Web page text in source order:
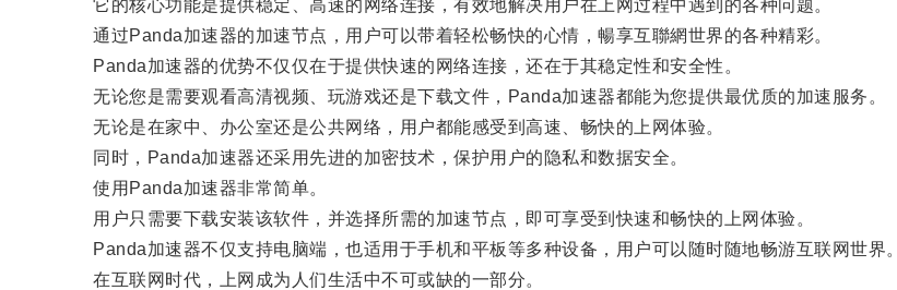
它的核心功能是提供稳定、高速的网络连接，有效地解决用户在上网过程中遇到的各种问题。
通过Panda加速器的加速节点，用户可以带着轻松畅快的心情，暢享互聯網世界的各种精彩。
Panda加速器的优势不仅仅在于提供快速的网络连接，还在于其稳定性和安全性。
无论您是需要观看高清视频、玩游戏还是下载文件，Panda加速器都能为您提供最优质的加速服务。
无论是在家中、办公室还是公共网络，用户都能感受到高速、畅快的上网体验。
同时，Panda加速器还采用先进的加密技术，保护用户的隐私和数据安全。
使用Panda加速器非常简单。
用户只需要下载安装该软件，并选择所需的加速节点，即可享受到快速和畅快的上网体验。
Panda加速器不仅支持电脑端，也适用于手机和平板等多种设备，用户可以随时随地畅游互联网世界。
在互联网时代，上网成为人们生活中不可或缺的一部分。